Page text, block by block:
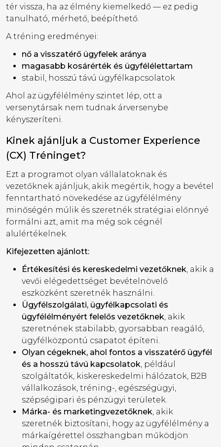
tér vissza, ha az élmény kiemelkedő — ez pedig
tanulható, mérhető, beépíthető.
A tréning eredményei:
nő a visszatérő ügyfelek aránya
magasabb kosárérték és ügyfélélettartam
stabil, hosszú távú ügyfélkapcsolatok
Ahol az ügyfélélmény szintet lép, ott a
versenytársak nem tudnak árversenybe
kényszeríteni.
Kinek ajánljuk a Customer Experience
(CX) Tréninget?
Ezt a programot olyan vállalatoknak és
vezetőknek ajánljuk, akik megértik, hogy a bevétel
fenntartható növekedése az ügyfélélmény
minőségén múlik és szeretnék stratégiai előnnyé
formálni azt, amit ma még sok cégnél
alulértékelnek.
Kifejezetten ajánlott:
Értékesítési és kereskedelmi vezetőknek , akik a
vevői elégedettséget bevételnövelő
eszközként szeretnék használni.
Ügyfélszolgálati, ügyfélkapcsolati és
ügyfélélményért felelős vezetőknek , akik
szeretnének stabilabb, gyorsabban reagáló,
ügyfélközpontú csapatot építeni.
Olyan cégeknek, ahol fontos a visszatérő ügyfél
és a hosszú távú kapcsolatok , például
szolgáltatók, kiskereskedelmi hálózatok, B2B
vállalkozások, tréning-, egészségügyi,
szépségipari és pénzügyi területek.
Márka- és marketingvezetőknek , akik
szeretnék biztosítani, hogy az ügyfélélmény a
márkaígérettel összhangban működjön